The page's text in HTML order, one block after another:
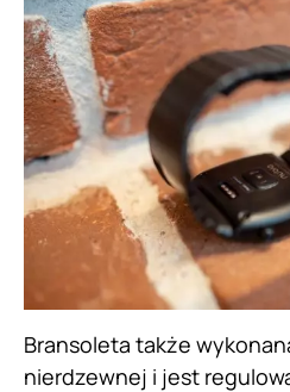
Bransoleta także
nierdzewnej i jest